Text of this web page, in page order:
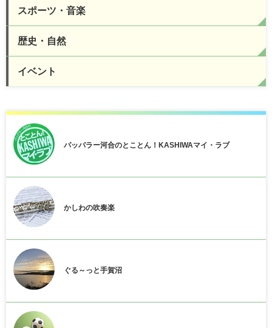
スポーツ・音楽
歴史・自然
イベント
パッパラー河合のとことん！KASHIWAマイ・ラブ
かしわの吹奏楽
ぐる～っと手賀沼